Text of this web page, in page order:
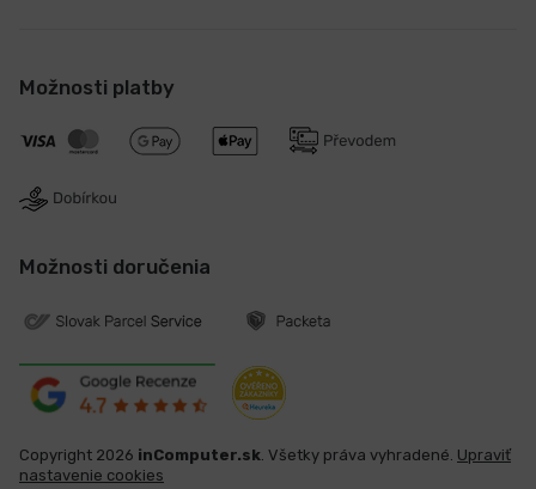
Možnosti platby
Možnosti doručenia
Copyright 2026 inComputer.sk . Všetky práva vyhradené. Upraviť
nastavenie cookies